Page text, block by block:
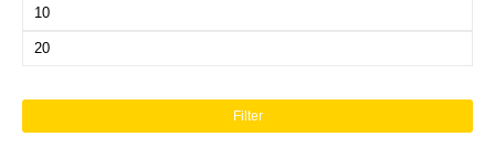
Min.
Max.
Filter